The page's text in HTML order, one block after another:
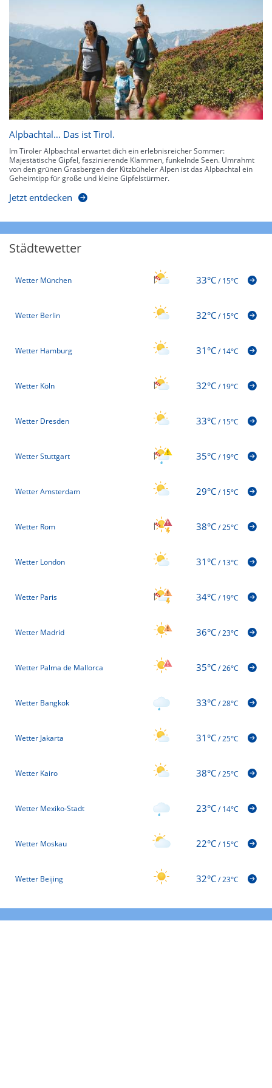
Alpbachtal… Das ist Tirol.
Im Tiroler Alpbachtal erwartet dich ein erlebnisreicher Sommer:
Majestätische Gipfel, faszinierende Klammen, funkelnde Seen. Umrahmt
von den grünen Grasbergen der Kitzbüheler Alpen ist das Alpbachtal ein
Geheimtipp für große und kleine Gipfelstürmer.
Jetzt entdecken
Städtewetter
Wetter München 33°C/15°C
Wetter Berlin 32°C/15°C
Wetter Hamburg 31°C/14°C
Wetter Köln 32°C/19°C
Wetter Dresden 33°C/15°C
Wetter Stuttgart 35°C/19°C
Wetter Amsterdam 29°C/15°C
Wetter Rom 38°C/25°C
Wetter London 31°C/13°C
Wetter Paris 34°C/19°C
Wetter Madrid 36°C/23°C
Wetter Palma de Mallorca 35°C/26°C
Wetter Bangkok 33°C/28°C
Wetter Jakarta 31°C/25°C
Wetter Kairo 38°C/25°C
Wetter Mexiko-Stadt 23°C/14°C
Wetter Moskau 22°C/15°C
Wetter Beijing 32°C/23°C